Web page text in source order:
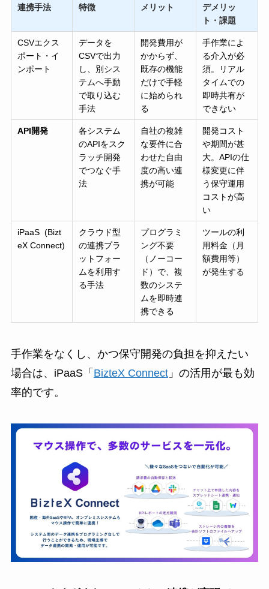
連携手法 特徴 メリット
デメリッ
ト・課題
CSVエクス
ポート・イ
ンポート
データを
CSVで出力
し、別シス
テムへ手動
で取り込む
手法
開発費用が
かからず、
既存の機能
だけで手軽
に始められ
る
手作業によ
る介入が必
須。リアル
タイムでの
即時共有が
できない
API開発
各システム
のAPIをスク
ラッチ開発
でつなぐ手
法
自社の複雑
な要件に合
わせた自由
度の高い連
携が可能
開発コスト
や期間が甚
大。APIの仕
様変更に伴
う保守運用
コストが高
い
iPaaS (Bizt
eX Connect)
クラウド型
の連携プラ
ットフォー
ムを利用す
る手法
プログラミ
ング不要
（ノーコー
ド）で、複
数のシステ
ムを即時連
携できる
ツールの利
用料金（月
額費用等）
が発生する
手作業をなくし、かつ保守開発の負担を抑えたい
場合は、iPaaS「 BizteX Connect」の活用が最も効
率的です。